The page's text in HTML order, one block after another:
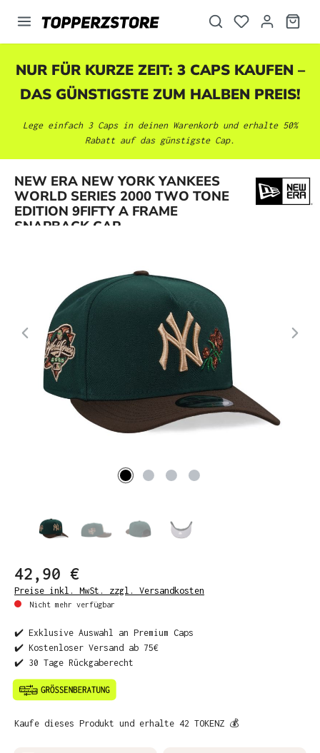
springen
NUR FÜR KURZE ZEIT: 3 CAPS KAUFEN –
DAS GÜNSTIGSTE ZUM HALBEN PREIS!
Lege einfach 3 Caps in deinen Warenkorb und erhalte 50%
Rabatt auf das günstigste Cap.
NEW ERA NEW YORK YANKEES
WORLD SERIES 2000 TWO TONE
EDITION 9FIFTY A FRAME
SNAPBACK CAP
Bildergalerie überspringen
42,90 €
Preise inkl. MwSt. zzgl. Versandkosten
Nicht mehr verfügbar
✔️ Exklusive Auswahl an Premium Caps
✔️ Kostenloser Versand ab 75€
✔️ 30 Tage Rückgaberecht
Kaufe dieses Produkt und erhalte 42 TOKENZ 💰